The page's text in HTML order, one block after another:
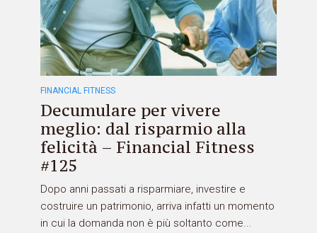
FINANCIAL FITNESS
Decumulare per vivere
meglio: dal risparmio alla
felicità – Financial Fitness
#125
Dopo anni passati a risparmiare, investire e
costruire un patrimonio, arriva infatti un momento
in cui la domanda non è più soltanto come...